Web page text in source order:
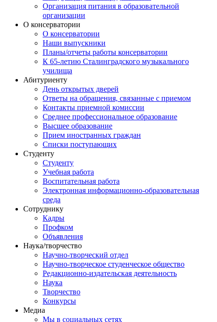
Организация питания в образовательной
организации
О консерватории
О консерватории
Наши выпускники
Планы/отчеты работы консерватории
К 65-летию Сталинградского музыкального
училища
Абитуриенту
День открытых дверей
Ответы на обращения, связанные с приемом
Контакты приемной комиссии
Среднее профессиональное образование
Высшее образование
Прием иностранных граждан
Списки поступающих
Студенту
Студенту
Учебная работа
Воспитательная работа
Электронная информационно-образовательная
среда
Сотруднику
Кадры
Профком
Объявления
Наука/творчество
Научно-творческий отдел
Научно-творческое студенческое общество
Редакционно-издательская деятельность
Наука
Творчество
Конкурсы
Медиа
Мы в социальных сетях